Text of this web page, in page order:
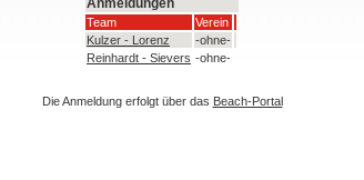
Team
Verein
Kulzer - Lorenz
-ohne-
Reinhardt - Sievers -ohne-
Die Anmeldung erfolgt über das Beach-Portal